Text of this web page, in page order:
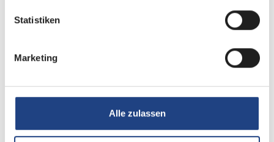
Statistiken
Marketing
Alle zulassen
Anzahl der Sitze mit Gurt 4